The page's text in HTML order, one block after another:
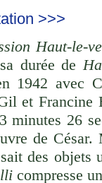
>>>
Haut-le-
durée de
1942 avec
et Francine
minutes 26
de
des objets
compresse